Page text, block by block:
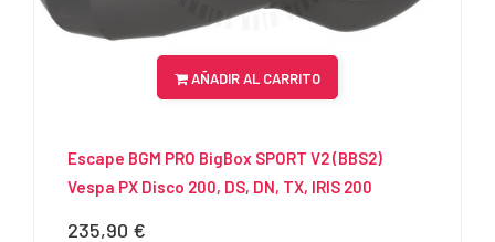
AÑADIR AL CARRITO
Escape BGM PRO BigBox SPORT V2 (BBS2)
Vespa PX Disco 200, DS, DN, TX, IRIS 200
Precio
235,90 €